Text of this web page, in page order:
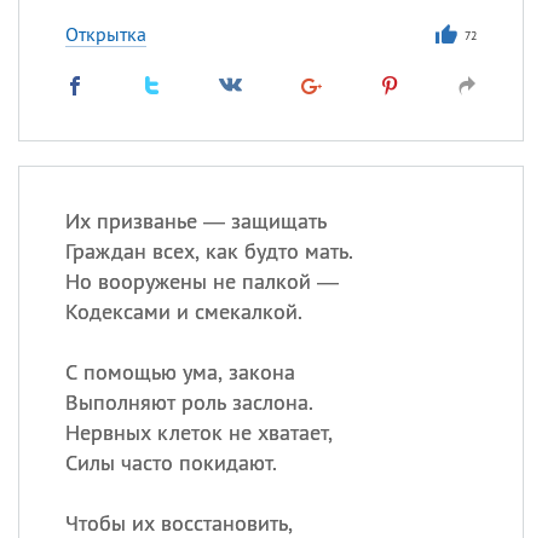
Открытка 72
Их призванье — защищать
Граждан всех, как будто мать.
Но вооружены не палкой —
Кодексами и смекалкой.
С помощью ума, закона
Выполняют роль заслона.
Нервных клеток не хватает,
Силы часто покидают.
Чтобы их восстановить,